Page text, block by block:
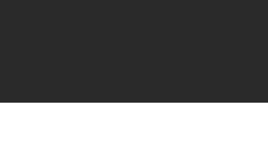
préférences pour contrôler la manière dont